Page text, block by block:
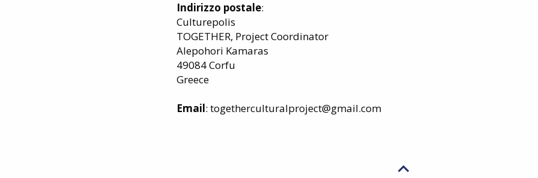
Indirizzo postale:
Culturepolis
TOGETHER, Project Coordinator
Alepohori Kamaras
49084 Corfu
Greece
Email: togetherculturalproject@gmail.com